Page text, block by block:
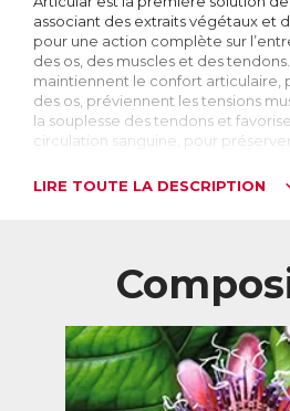
associant des extraits végétaux et
pour une action complète sur
des os, des muscles et des
maintiennent le confort articulaire,
des os, préviennent les tensions
la souplesse des tendons et
circulation sanguine, pour
circonstances.
tendons forme le système
tout entier qui permet de bouger !
Avec l’âge, le vieillissement du
nombreuses conséquences qui
mobilité :
- Usure du cartilage et douleurs
déplacer, à effectuer les gestes
LIRE TOUTE LA DESCRIPTION